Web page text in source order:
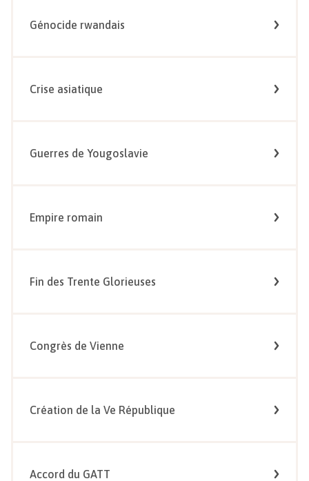
Génocide rwandais
Crise asiatique
Guerres de Yougoslavie
Empire romain
Fin des Trente Glorieuses
Congrès de Vienne
Création de la Ve République
Accord du GATT